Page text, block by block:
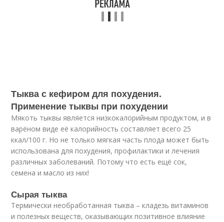
Тыква с кефиром для похудения.
Применение тыквы при похудении
Мякоть тыквы является низкокалорийным продуктом, и в
варёном виде её калорийность составляет всего 25
ккал/100 г. Но не только мягкая часть плода может быть
использована для похудения, профилактики и лечения
различных заболеваний. Потому что есть ещё сок,
семена и масло из них!
Сырая тыква
Термически необработанная тыква – кладезь витаминов
и полезных веществ, оказывающих позитивное влияние